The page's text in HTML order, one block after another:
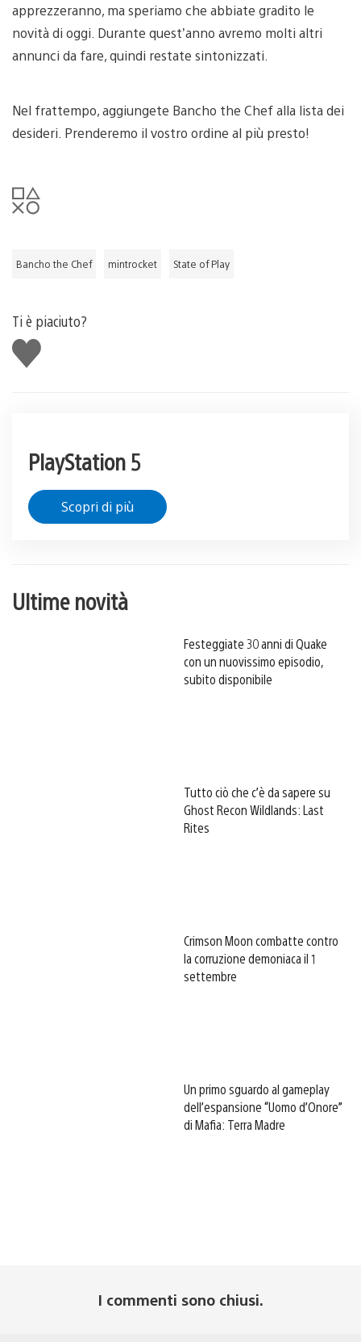
apprezzeranno, ma speriamo che abbiate gradito le
novità di oggi. Durante quest’anno avremo molti altri
annunci da fare, quindi restate sintonizzati.
Nel frattempo, aggiungete Bancho the Chef alla lista dei
desideri. Prenderemo il vostro ordine al più presto!
Bancho the Chef mintrocket State of Play
Ti è piaciuto?
Mi
piace
PlayStation 5
Scopri di più
Ultime novità
Festeggiate 30 anni di Quake
con un nuovissimo episodio,
subito disponibile
Tutto ciò che c’è da sapere su
Ghost Recon Wildlands: Last
Rites
Crimson Moon combatte contro
la corruzione demoniaca il 1
settembre
Un primo sguardo al gameplay
dell’espansione “Uomo d’Onore”
di Mafia: Terra Madre
I commenti sono chiusi.